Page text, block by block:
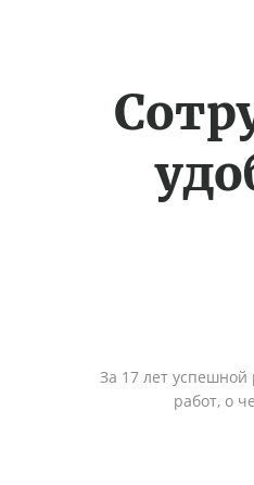
За 17 лет
работ, о